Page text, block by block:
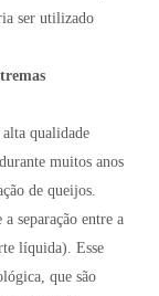
ser utilizado
qualidade
muitos anos
de queijos.
separação entre a
líquida). Esse
que são